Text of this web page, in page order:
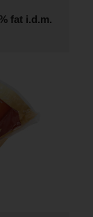
fat i.d.m.